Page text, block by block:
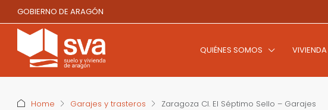
GOBIERNO DE ARAGÓN
QUIÉNES SOMOS VIVIENDA
Home Garajes y trasteros Zaragoza Cl. El Séptimo Sello – Garajes